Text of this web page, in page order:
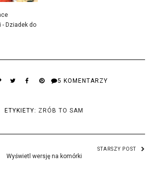
Dziadek do
5 KOMENTARZY
ETYKIETY: ZRÓB TO SAM
STARSZY POST
Wyświetl wersję na komórki